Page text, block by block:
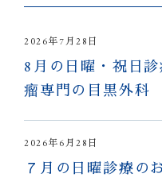
2026年7月28日
8月の日曜・祝日
瘤専門の目黒外科
2026年6月28日
７月の日曜診療の